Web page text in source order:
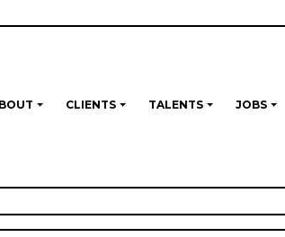
CLIENTS TALENTS JOBS